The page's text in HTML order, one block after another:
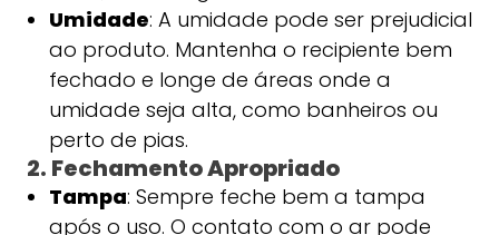
Umidade: A umidade pode ser prejudicial
ao produto. Mantenha o recipiente bem
fechado e longe de áreas onde a
umidade seja alta, como banheiros ou
perto de pias.
2. Fechamento Apropriado
Tampa: Sempre feche bem a tampa
após o uso. O contato com o ar pode